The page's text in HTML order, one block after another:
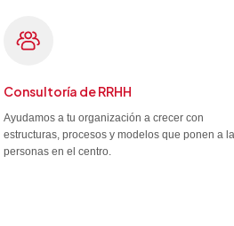
Consultoría de RRHH
Ayudamos a tu organización a crecer con
estructuras, procesos y modelos que ponen a
personas en el centro.